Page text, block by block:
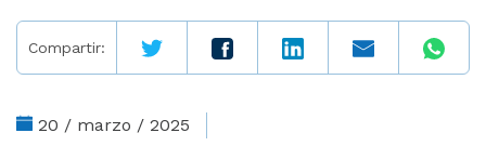
Compartir:
20 / marzo / 2025